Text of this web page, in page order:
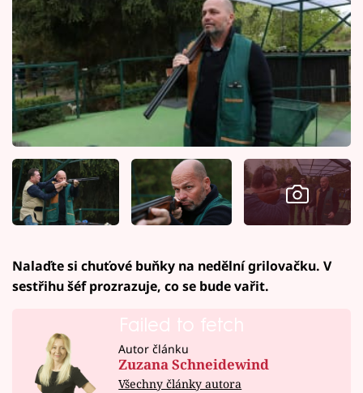
Nalaďte si chuťové buňky na nedělní grilovačku. V
sestřihu šéf prozrazuje, co se bude vařit.
Failed to fetch
Autor článku
Zuzana Schneidewind
Všechny články autora